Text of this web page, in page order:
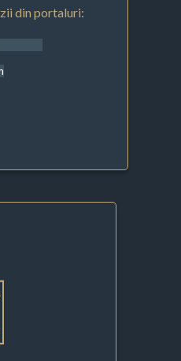
din portaluri: